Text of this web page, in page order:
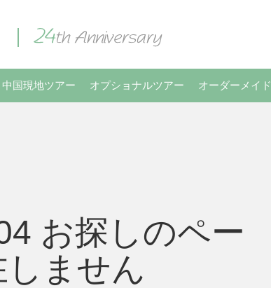
中国現地ツアー オプショナルツアー オーダーメイド
お探しのペー
ません